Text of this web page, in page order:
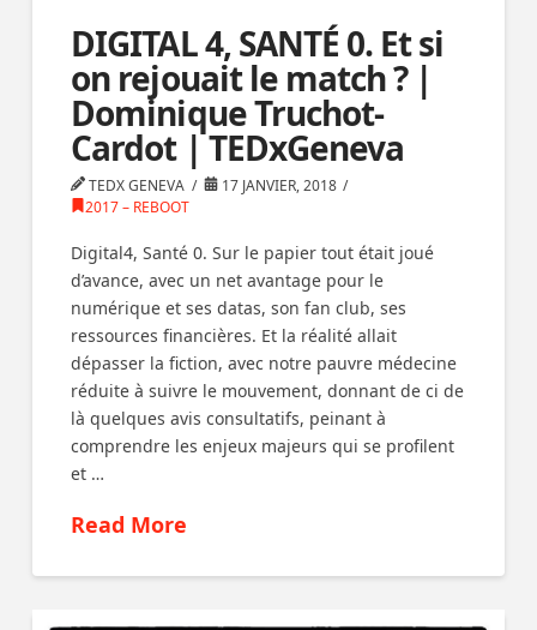
DIGITAL 4, SANTÉ 0. Et si
on rejouait le match ? |
Dominique Truchot-
Cardot | TEDxGeneva
TEDX GENEVA
17 JANVIER, 2018
2017 – REBOOT
Digital4, Santé 0. Sur le papier tout était joué
d’avance, avec un net avantage pour le
numérique et ses datas, son fan club, ses
ressources financières. Et la réalité allait
dépasser la fiction, avec notre pauvre médecine
réduite à suivre le mouvement, donnant de ci de
là quelques avis consultatifs, peinant à
comprendre les enjeux majeurs qui se profilent
et …
Read More